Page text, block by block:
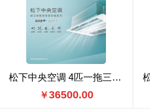
松下中央空调 4匹一拖三（CU-ME36BS6N） 豪华款
￥36500.00